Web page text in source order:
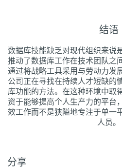
结语
数据库技能缺乏对现代组织来说
推动了数据库工作在技术团队之
通过将战略工具采用与劳动力发
公司正在寻找在持续人才短缺的
库功能的方法。在这种环境中取
资于能够提高个人生产力的平台
效工作而不是狭隘地专注于单一
人员。
分享